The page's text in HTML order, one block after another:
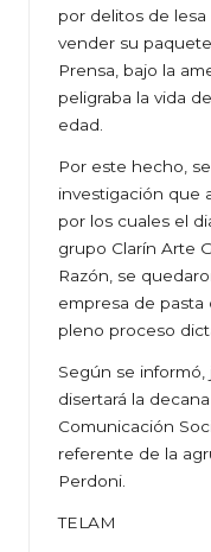
por delitos de
vender su
Prensa, bajo la
peligraba la vida
edad.
Por este hecho,
investigación que
por los cuales el
grupo Clarín Arte
Razón, se
empresa de pasta
pleno proceso
Según se
disertará la
Comunicación
referente de la
Perdoni.
TELAM